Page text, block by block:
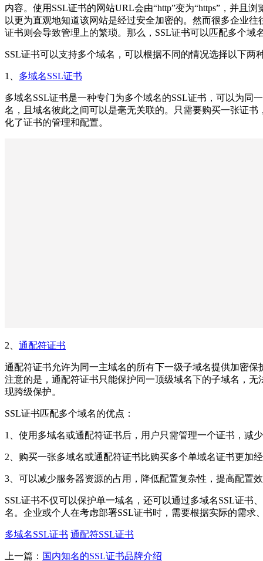
内容。使用SSL证书的网站URL会由“http”变为“https”，并且
以更为直观地知道该网站是经过安全加密的。然而很多企业往
证书则会导致管理上的繁琐。那么，SSL证书可以匹配多个域
SSL证书可以支持多个域名，可以根据不同的情况选择以下两
1、 多域名SSL证书
多域名SSL证书是一种专门为多个域名的SSL证书，可以为同
名，且域名彼此之间可以是毫无关联的。只需要购买一张证
化了证书的管理和配置。
2、 通配符证书
通配符证书允许为同一主域名的所有下一级子域名提供加密
注意的是，通配符证书只能保护同一顶级域名下的子域名，
现跨级保护。
SSL证书匹配多个域名的优点：
1、使用多域名或通配符证书后，用户只需管理一个证书，减
2、购买一张多域名或通配符证书比购买多个单域名证书更加
3、可以减少服务器资源的占用，降低配置复杂性，提高配置
SSL证书不仅可以保护单一域名，还可以通过多域名SSL证书
名。企业或个人在考虑部署SSL证书时，需要根据实际的需求
多域名SSL证书 通配符SSL证书
上一篇： 国内知名的SSL证书品牌介绍